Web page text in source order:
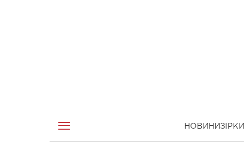
НОВИНИ ЗІРКИ